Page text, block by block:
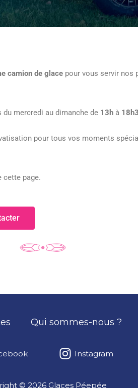
camion de glace pour vous servir nos
du mercredi au dimanche de 13h à
pour tous vos moments
cette page.
Qui sommes-nous ?
Instagram
© 2026 Glaces Péepée